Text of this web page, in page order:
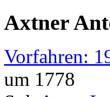
Axtner
Vorfahren:
um 1778